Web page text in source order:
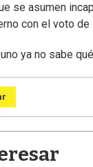
se asumen
con el voto
ya no sabe